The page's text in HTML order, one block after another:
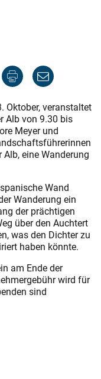
Oktober, veranstaltet
Alb von 9.30 bis
Meyer und
eine Wanderung
Wand
Wanderung ein
der prächtigen
über den Auchtert
was den Dichter zu
haben könnte.
am Ende der
wird für
sind